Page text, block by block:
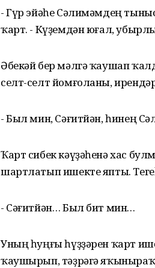
- Гүр эйәһе Сәлимәмдең
ҡарт. - Күҙемдән юғал,
Әбекәй бер мәлгә ҡаушап
селт-селт йомғоланы,
- Был мин, Сәғитйән, һинең
Ҡарт сибек кәүҙәһенә хас
шартлатып ишекте япты.
- Сәғитйән… Был бит мин…
Уның һуңғы һүҙҙәрен ҡарт
ҡаушырып, тәҙрәгә яҡыныраҡ